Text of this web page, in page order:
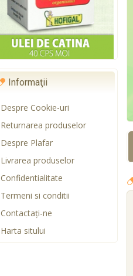
Informaţii
Despre Cookie-uri
Returnarea produselor
Despre Plafar
Livrarea produselor
Confidentialitate
Termeni si conditii
Contactaţi-ne
Harta sitului